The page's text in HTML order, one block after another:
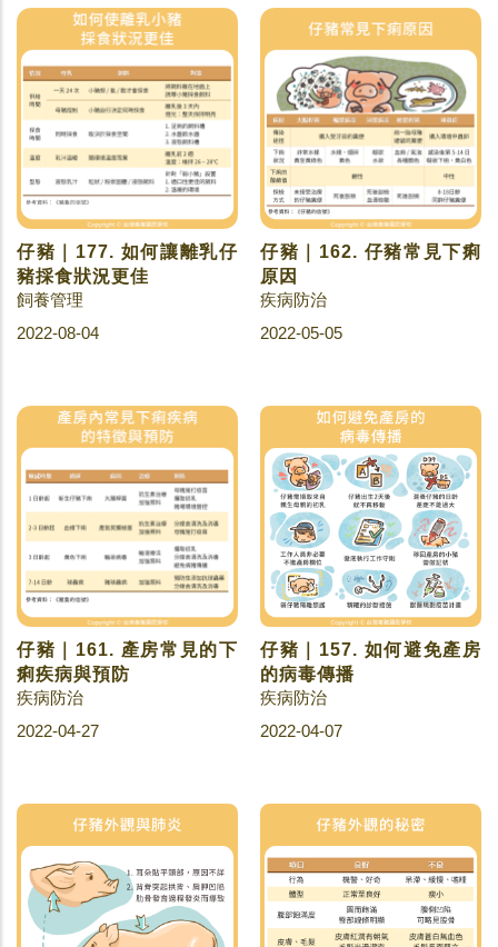
仔豬｜177. 如何讓離乳仔
豬採食狀況更佳
飼養管理
2022-08-04
仔豬｜162. 仔豬常見下痢
原因
疾病防治
2022-05-05
仔豬｜161. 產房常見的下
痢疾病與預防
疾病防治
2022-04-27
仔豬｜157. 如何避免產房
的病毒傳播
疾病防治
2022-04-07